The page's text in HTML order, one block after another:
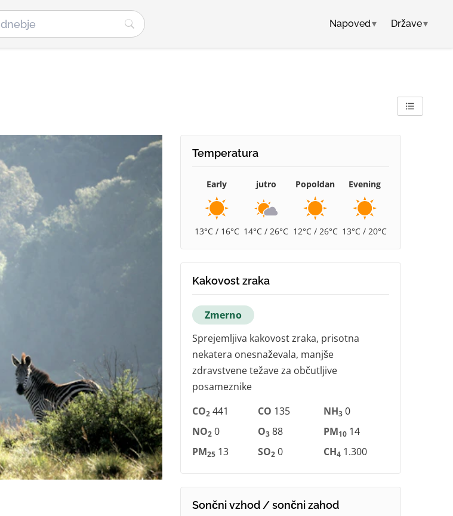
Napoved▾ Države▾
Temperatura
Early
13°C / 16°C
jutro
14°C / 26°C
Popoldan
12°C / 26°C
Evening
13°C / 20°C
Kakovost zraka
Zmerno
Sprejemljiva kakovost zraka, prisotna
nekatera onesnaževala, manjše
zdravstvene težave za občutljive
posameznike
CO2 441 CO 135 NH3 0
NO2 0 O3 88 PM10 14
PM25 13 SO2 0 CH4 1.300
Sončni vzhod / sončni zahod